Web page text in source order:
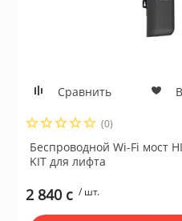
Сравнить
(0)
Беспроводной Wi-Fi мост
KIT для лифта
2 840 c / шт.